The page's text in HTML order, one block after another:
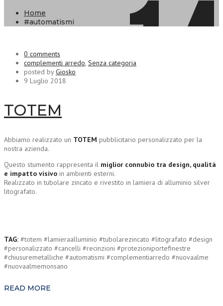
Home
#automatismi
0 comments
complementi arredo, Senza categoria
posted byGiosko
9 Luglio 2018
TOTEM
Abbiamo realizzato un TOTEM pubblicitario personalizzato per la
nostra azienda.
Questo stumento rappresenta il miglior connubio tra design, qualità
e impatto visivo in ambienti esterni.
Realizzato in tubolare zincato e rivestito in lamiera di alluminio silver
litografato.
TAG: #totem #lamieraalluminio #tubolarezincato #litografato #design
#personalizzato #cancelli #recinzioni #protezioniportefinestre
#chiusuremetalliche #automatismi #complementiarredo #nuovaalme
#nuovaalmemonsano
READ MORE